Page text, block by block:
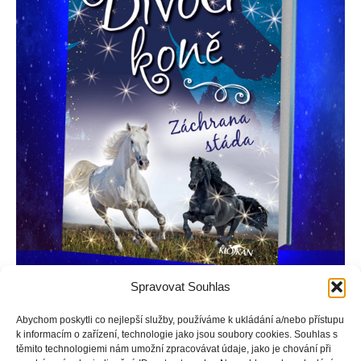
Spravovat Souhlas
Abychom poskytli co nejlepší služby, používáme k ukládání a/nebo přístupu
k informacím o zařízení, technologie jako jsou soubory cookies. Souhlas s
těmito technologiemi nám umožní zpracovávat údaje, jako je chování při
Závodní koně Alba a Noční vítr putují se stádem divokých